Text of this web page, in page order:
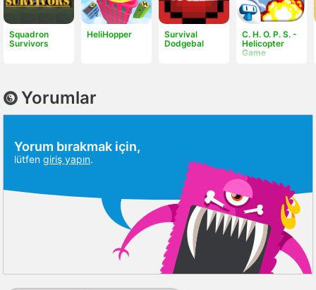
Squadron
Survivors
HeliHopper
Survival
Dodgebal
C. H. O. P. S. -
Helicopter
Game
Yorumlar
Yorum bırakmak için,
lütfen giriş yapın.